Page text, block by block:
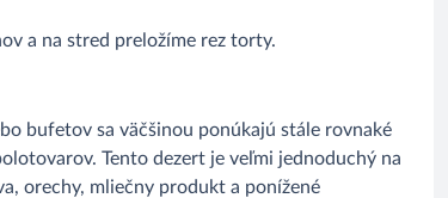
a na stred preložíme rez torty.
bufetov sa väčšinou ponúkajú stále rovnaké
Tento dezert je veľmi jednoduchý na
orechy, mliečny produkt a ponížené